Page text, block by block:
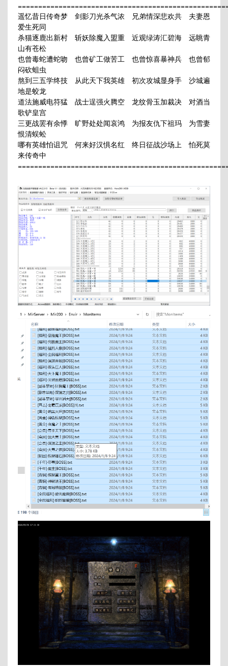
遥忆昔日传奇梦 剑影刀光杀气浓 兄弟情深悲欢共 夫妻恩
爱生死同
杀猫逐鹿出新村 斩妖除魔入盟重 近观绿涛汇碧海 远眺青
山有苍松
也曾毒蛇遭蛇吻 也曾矿工做苦工 也曾惊喜暴神兵 也曾郁
闷砍蛆虫
熬到三五学终技 从此天下我英雄 初次攻城显身手 沙城遍
地是蛟龙
道法施威电符猛 战士逞强火腾空 龙纹骨玉加裁决 对酒当
歌铲皇宫
三更战罢有余悸 旷野处处闻哀鸿 为报友仇下祖玛 为雪妻
恨清蜈蚣
哪有英雄怕诅咒 何来好汉惧名红 终日征战沙场上 怕死莫
来传奇中